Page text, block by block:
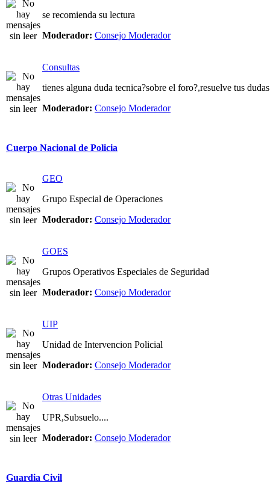
se recomienda su lectura
Moderador: Consejo Moderador
Consultas
tienes alguna duda tecnica?sobre el foro?,resuelve tus
Moderador: Consejo Moderador
Cuerpo Nacional de Policia
GEO
Grupo Especial de Operaciones
Moderador: Consejo Moderador
GOES
Grupos Operativos Especiales de Seguridad
Moderador: Consejo Moderador
UIP
Unidad de Intervencion Policial
Moderador: Consejo Moderador
Otras Unidades
UPR,Subsuelo....
Moderador: Consejo Moderador
Guardia Civil